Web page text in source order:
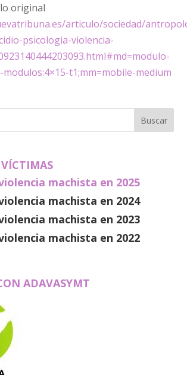
original
articulo/sociedad/
psicologia-violencia-
t1;mm=mobile-medium
machista en 2025
machista en 2024
machista en 2023
machista en 2022
ADAVASYMT